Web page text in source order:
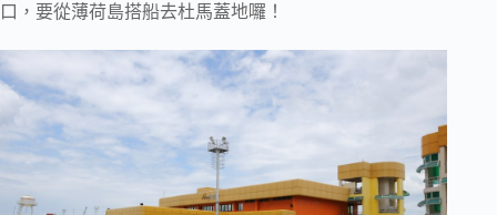
口，要從薄荷島搭船去杜馬蓋地囉！